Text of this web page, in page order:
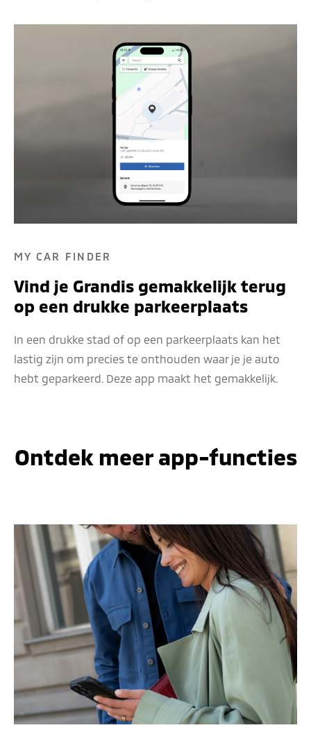
MY CAR FINDER
Vind je Grandis gemakkelijk terug
op een drukke parkeerplaats
In een drukke stad of op een parkeerplaats kan het
lastig zijn om precies te onthouden waar je je auto
hebt geparkeerd. Deze app maakt het gemakkelijk.
Ontdek meer app-functies